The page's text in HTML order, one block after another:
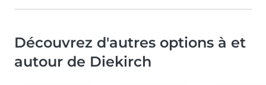
Découvrez d'autres options à et
autour de Diekirch